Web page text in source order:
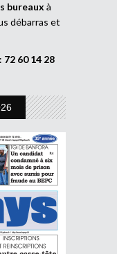
bureauxà
débarras et
72 60 14 28